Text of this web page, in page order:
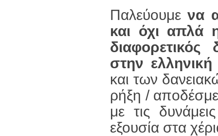
Παλεύουμενα
και όχι απλά
διαφορετικός
στην ελληνική
και των
ρήξη /
με τις
εξουσία στα